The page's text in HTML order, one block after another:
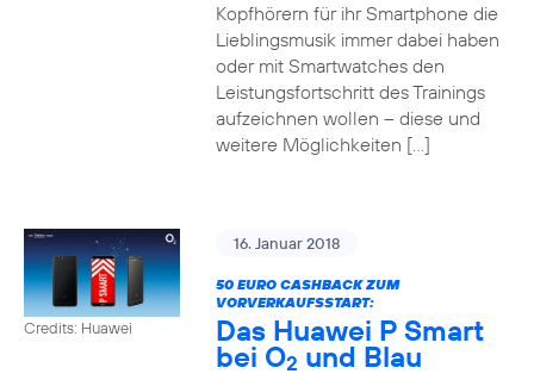
Kopfhörern für ihr Smartphone die
Lieblingsmusik immer dabei haben
oder mit Smartwatches den
Leistungsfortschritt des Trainings
aufzeichnen wollen – diese und
weitere Möglichkeiten […]
Credits: Huawei
16. Januar 2018
50 EURO CASHBACK ZUM
VORVERKAUFSSTART:
Das Huawei P Smart
bei O2 und Blau